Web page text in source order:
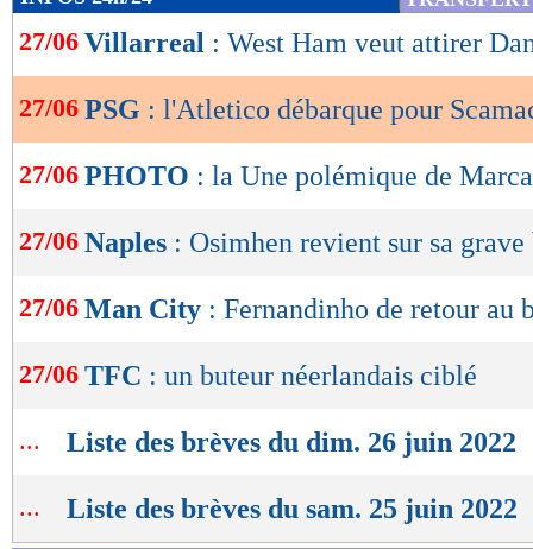
de
lecture
OK
27/06 Villarreal : West Ham veut attirer
27/06 PSG : l'Atletico débarque pour
27/06 PHOTO : la Une polémique de Marca
27/06 Naples : Osimhen revient sur sa grave
27/06 Man City : Fernandinho de retour au
27/06 TFC : un buteur néerlandais ciblé
... Liste des brèves du dim. 26 juin 2022
... Liste des brèves du sam. 25 juin 2022